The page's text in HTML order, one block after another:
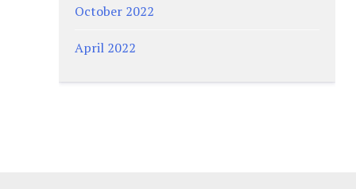
October 2022
April 2022